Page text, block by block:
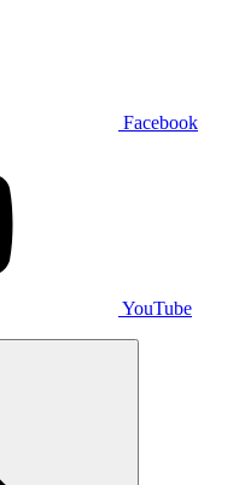
Facebook
YouTube